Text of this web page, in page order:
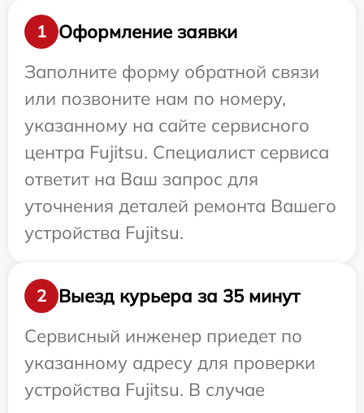
1
Оформление заявки
Заполните форму обратной связи
или позвоните нам по номеру,
указанному на сайте сервисного
центра Fujitsu. Специалист сервиса
ответит на Ваш запрос для
уточнения деталей ремонта Вашего
устройства Fujitsu.
2
Выезд курьера за 35 минут
Сервисный инженер приедет по
указанному адресу для проверки
устройства Fujitsu. В случае